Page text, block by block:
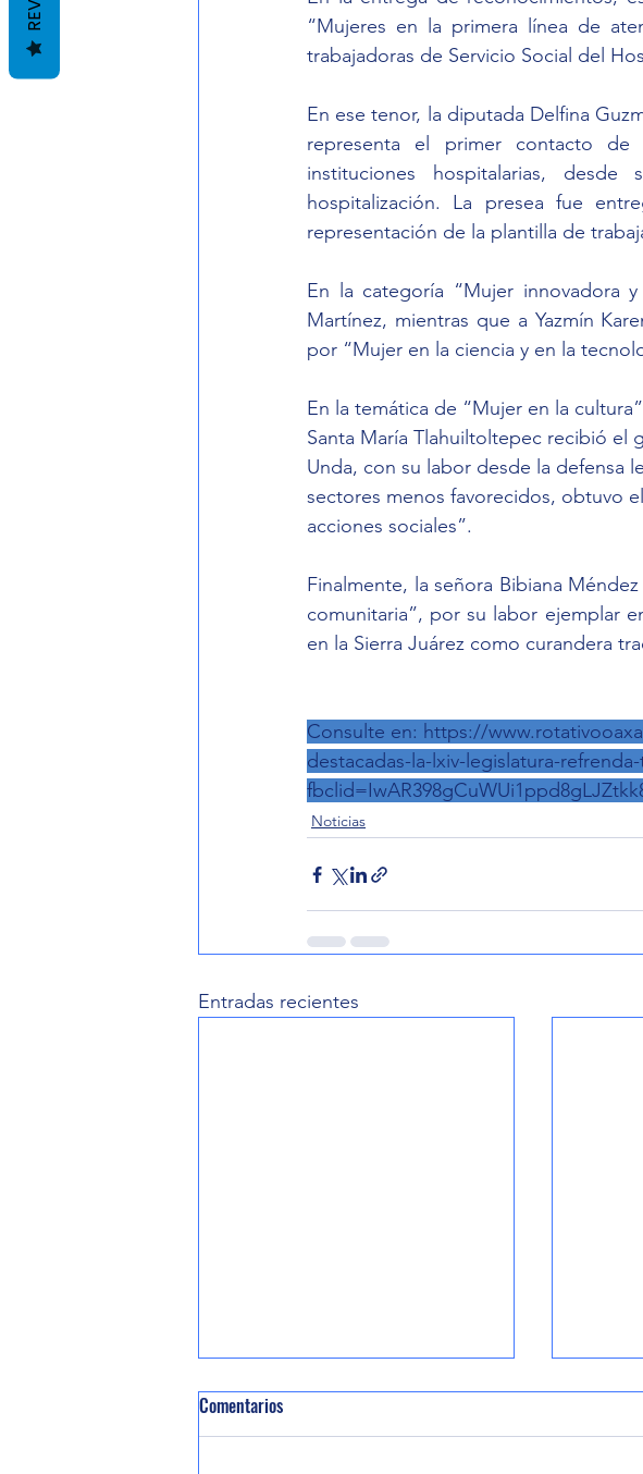
“Mujeres en la primera línea de
trabajadoras de Servicio Social del
En ese tenor, la diputada Delfina
representa el primer contacto
instituciones hospitalarias,
hospitalización. La presea fue
representación de la plantilla de
En la categoría “Mujer innovadora
Martínez, mientras que a Yazmín
por “Mujer en la ciencia y en la
En la temática de “Mujer en la
Santa María Tlahuiltoltepec recibió el
Unda, con su labor desde la defensa
sectores menos favorecidos, obtuvo
acciones sociales”.
Finalmente, la señora Bibiana
comunitaria”, por su labor ejemplar
en la Sierra Juárez como curandera
Consulte en: https://
destacadas-la-lxiv-legislatura-
Noticias
Entradas recientes
Comentarios